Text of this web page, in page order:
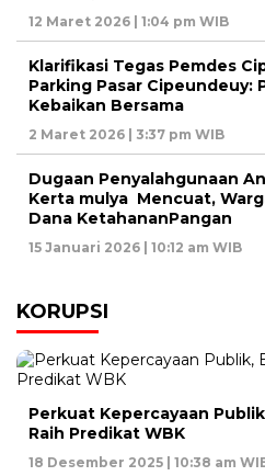
12 Maret 2026 | 1:04 pm WIB
Klarifikasi Tegas Pemdes
Parking Pasar Cipeundeuy:
Kebaikan Bersama
2 Maret 2026 | 3:37 pm WIB
Dugaan Penyalahgunaan
Kerta mulya Mencuat,
Dana KetahananPangan
15 Januari 2026 | 10:12 am WIB
KORUPSI
Perkuat Kepercayaan
Raih Predikat WBK
18 Desember 2025 | 10:38 am